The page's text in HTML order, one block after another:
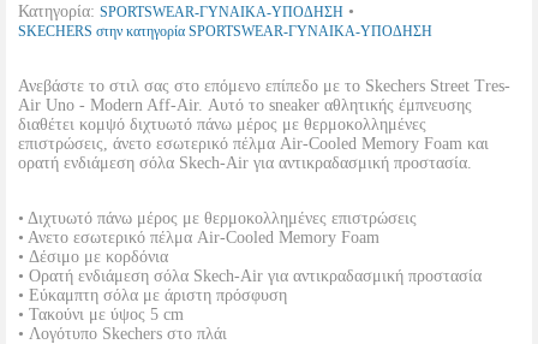
Κατηγορία: SPORTSWEAR-ΓΥΝΑΙΚΑ-ΥΠΟΔΗΣΗ •
SKECHERS στην κατηγορία SPORTSWEAR-ΓΥΝΑΙΚΑ-ΥΠΟΔΗΣΗ
Ανεβάστε το στιλ σας στο επόμενο επίπεδο με το Skechers Street Tres-
Air Uno - Modern Aff-Air. Αυτό το sneaker αθλητικής έμπνευσης
διαθέτει κομψό διχτυωτό πάνω μέρος με θερμοκολλημένες
επιστρώσεις, άνετο εσωτερικό πέλμα Air-Cooled Memory Foam και
ορατή ενδιάμεση σόλα Skech-Air για αντικραδασμική προστασία.
• Διχτυωτό πάνω μέρος με θερμοκολλημένες επιστρώσεις
• Ανετο εσωτερικό πέλμα Air-Cooled Memory Foam
• Δέσιμο με κορδόνια
• Ορατή ενδιάμεση σόλα Skech-Air για αντικραδασμική προστασία
• Εύκαμπτη σόλα με άριστη πρόσφυση
• Τακούνι με ύψος 5 cm
• Λογότυπο Skechers στο πλάι